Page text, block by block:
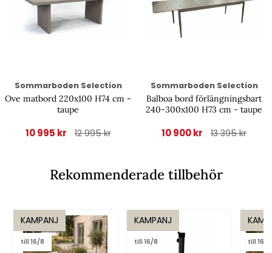
Sommarboden Selection
Ove matbord 220x100 H74 cm -
taupe
10 995 kr 12 995 kr
Sommarboden Selection
Balboa bord förlängningsbart
240-300x100 H73 cm - taupe
10 900 kr 13 395 kr
Rekommenderade tillbehör
KAMPANJ
till 16/8
KAMPANJ
till 16/8 till 16/8